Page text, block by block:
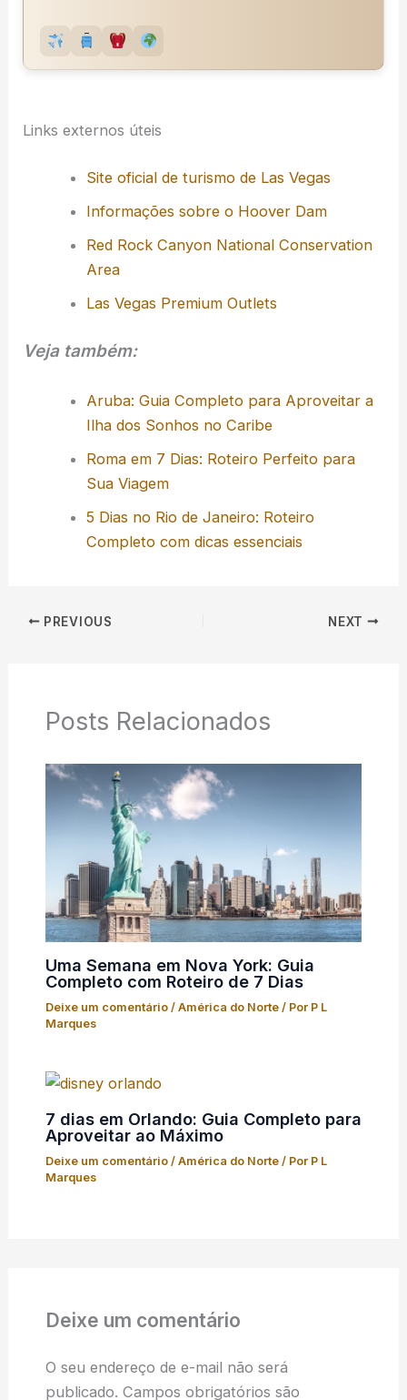
Links externos úteis
Site oficial de turismo de Las Vegas
Informações sobre o Hoover Dam
Red Rock Canyon National Conservation
Area
Las Vegas Premium Outlets
Veja também:
Aruba: Guia Completo para Aproveitar a
Ilha dos Sonhos no Caribe
Roma em 7 Dias: Roteiro Perfeito para
Sua Viagem
5 Dias no Rio de Janeiro: Roteiro
Completo com dicas essenciais
PREVIOUS NEXT
Posts Relacionados
Uma Semana em Nova York: Guia
Completo com Roteiro de 7 Dias
Deixe um comentário / América do Norte/ Por P L
Marques
7 dias em Orlando: Guia Completo para
Aproveitar ao Máximo
Deixe um comentário / América do Norte/ Por P L
Marques
Deixe um comentário
O seu endereço de e-mail não será
publicado. Campos obrigatórios são